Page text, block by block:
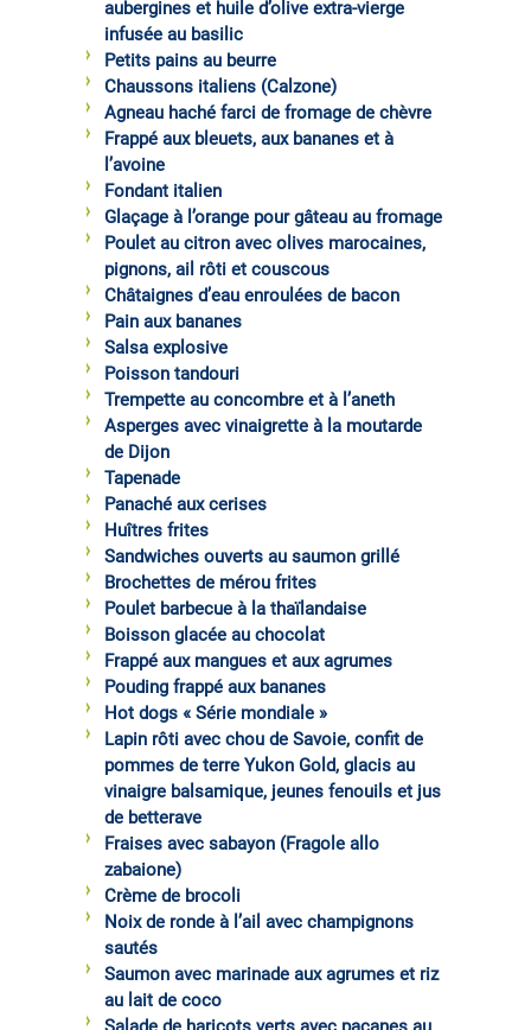
aubergines et huile d’olive extra-vierge
infusée au basilic
Petits pains au beurre
Chaussons italiens (Calzone)
Agneau haché farci de fromage de chèvre
Frappé aux bleuets, aux bananes et à
l’avoine
Fondant italien
Glaçage à l’orange pour gâteau au fromage
Poulet au citron avec olives marocaines,
pignons, ail rôti et couscous
Châtaignes d’eau enroulées de bacon
Pain aux bananes
Salsa explosive
Poisson tandouri
Trempette au concombre et à l’aneth
Asperges avec vinaigrette à la moutarde
de Dijon
Tapenade
Panaché aux cerises
Huîtres frites
Sandwiches ouverts au saumon grillé
Brochettes de mérou frites
Poulet barbecue à la thaïlandaise
Boisson glacée au chocolat
Frappé aux mangues et aux agrumes
Pouding frappé aux bananes
Hot dogs « Série mondiale »
Lapin rôti avec chou de Savoie, confit de
pommes de terre Yukon Gold, glacis au
vinaigre balsamique, jeunes fenouils et jus
de betterave
Fraises avec sabayon (Fragole allo
zabaione)
Crème de brocoli
Noix de ronde à l’ail avec champignons
sautés
Saumon avec marinade aux agrumes et riz
au lait de coco